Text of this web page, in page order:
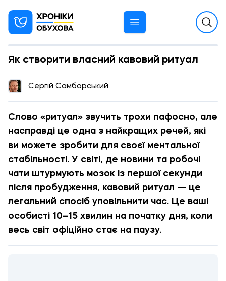
Як створити власний кавовий ритуал
РЕКЛАМА
Сергій Самборський
Слово «ритуал» звучить трохи пафосно, але
насправді це одна з найкращих речей, які
ви можете зробити для своєї ментальної
стабільності. У світі, де новини та робочі
чати штурмують мозок із першої секунди
після пробудження, кавовий ритуал — це
легальний спосіб уповільнити час. Це ваші
особисті 10–15 хвилин на початку дня, коли
весь світ офіційно стає на паузу.